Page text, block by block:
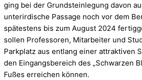
ging bei der Grundsteinlegung davon
unterirdische Passage noch vor dem
spätestens bis zum August 2024
sollen Professoren, Mitarbeiter und
Parkplatz aus entlang einer attraktiven
den Eingangsbereich des „Schwarzen
Fußes erreichen können.